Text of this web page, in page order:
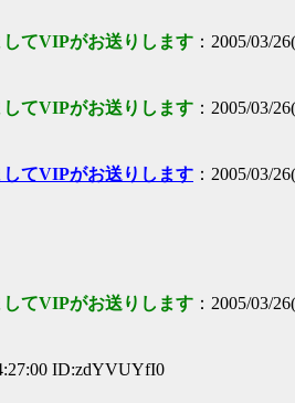
てVIPがお送りします ：2005/03/
てVIPがお送りします ：2005/03/
てVIPがお送りします ：2005/03/
てVIPがお送りします ：2005/03/
ID:zdYVUYfI0